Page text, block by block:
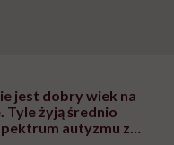
jest dobry wiek na
Tyle żyją średnio
autyzmu z